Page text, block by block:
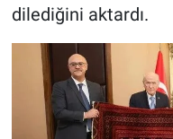
dilediğini aktardı.